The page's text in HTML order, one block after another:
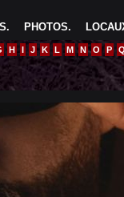
PHOTOS.
.
H I J K L M N O P